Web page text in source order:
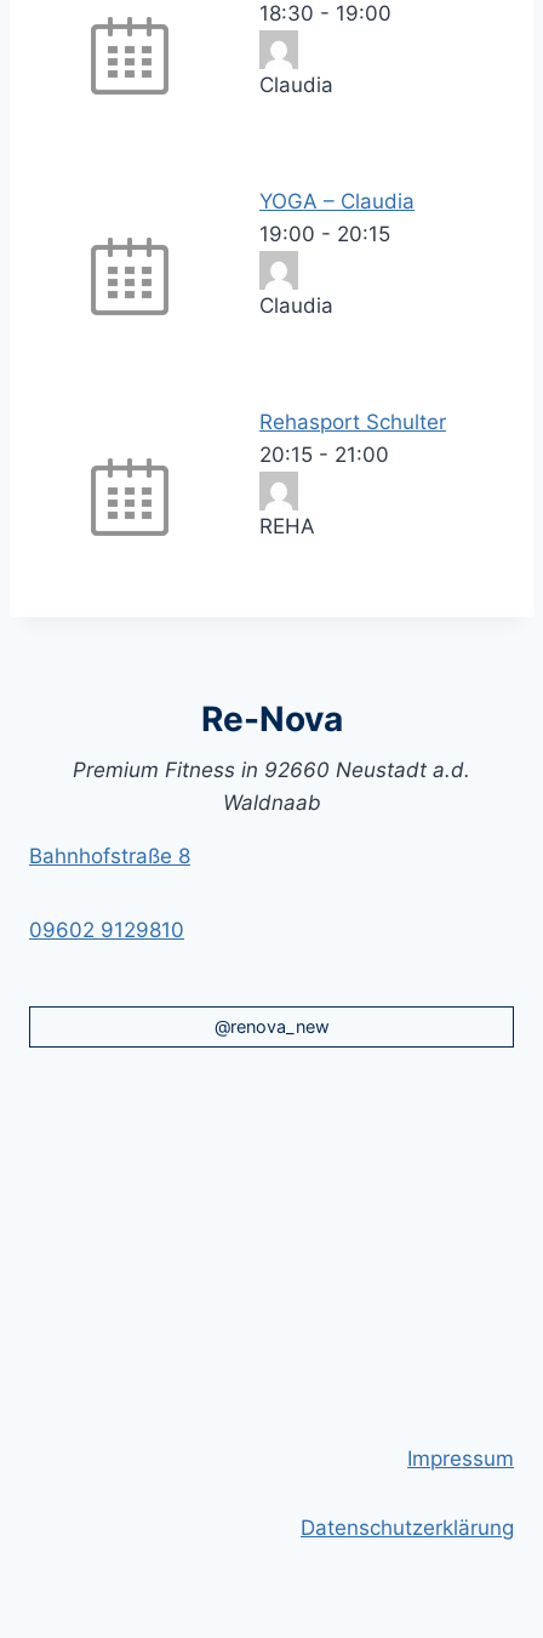
18:30 - 19:00
Claudia
YOGA – Claudia
19:00 - 20:15
Claudia
Rehasport Schulter
20:15 - 21:00
REHA
Re-Nova
Premium Fitness in 92660 Neustadt a.d.
Waldnaab
Bahnhofstraße 8
09602 9129810
@renova_new
Impressum
Datenschutzerklärung